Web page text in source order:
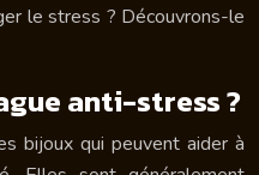
le stress ? Découvrons-le
anti-stress ?
bijoux qui peuvent aider à